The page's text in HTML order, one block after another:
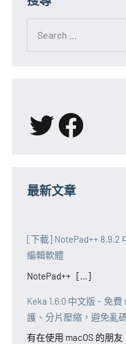
for:
X
最新文章
[下載] NotePad++ 8.9.2
編輯軟體
NotePad++ [...]
Keka 1.6.0 中文版 ~ 免
護、分片壓縮，避免亂
有在使用 macOS 的朋